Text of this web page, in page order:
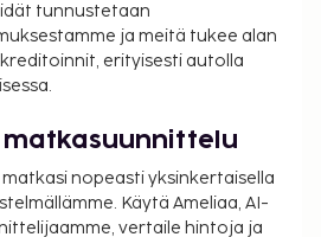
muassa ilmainen langaton
huone ja televisio yleisissä
uima-altaalla sijaitseva
herkkuja joka makuun.
huonepalvelu (rajoitettuina
nauttimalla muutama drinkki
tarjoillaan
suljettu
tunnustetaan
ja meitä tukee alan
erityisesti autolla
matkasuunnittelu
nopeasti yksinkertaisella
Käytä Ameliaa, AI-
vertaile hintoja ja